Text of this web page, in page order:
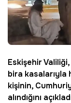
EskişehirValiliği,
bira kasalarıyla
kişinin,
alındığını